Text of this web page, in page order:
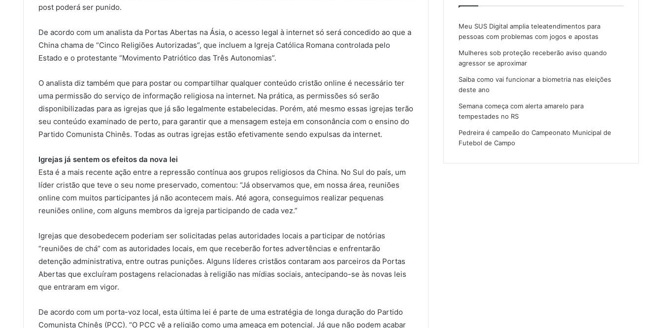
post poderá ser punido.
De acordo com um analista da Portas Abertas na Ásia, o acesso legal à internet só será concedido ao que a
China chama de “Cinco Religiões Autorizadas”, que incluem a Igreja Católica Romana controlada pelo
Estado e o protestante “Movimento Patriótico das Três Autonomias”.
O analista diz também que para postar ou compartilhar qualquer conteúdo cristão online é necessário ter
uma permissão do serviço de informação religiosa na internet. Na prática, as permissões só serão
disponibilizadas para as igrejas que já são legalmente estabelecidas. Porém, até mesmo essas igrejas terão
seu conteúdo examinado de perto, para garantir que a mensagem esteja em consonância com o ensino do
Partido Comunista Chinês. Todas as outras igrejas estão efetivamente sendo expulsas da internet.
Igrejas já sentem os efeitos da nova lei
Esta é a mais recente ação entre a repressão contínua aos grupos religiosos da China. No Sul do país, um
líder cristão que teve o seu nome preservado, comentou: “Já observamos que, em nossa área, reuniões
online com muitos participantes já não acontecem mais. Até agora, conseguimos realizar pequenas
reuniões online, com alguns membros da igreja participando de cada vez.”
Igrejas que desobedecem poderiam ser solicitadas pelas autoridades locais a participar de notórias
“reuniões de chá” com as autoridades locais, em que receberão fortes advertências e enfrentarão
detenção administrativa, entre outras punições. Alguns líderes cristãos contaram aos parceiros da Portas
Abertas que excluíram postagens relacionadas à religião nas mídias sociais, antecipando-se às novas leis
que entraram em vigor.
De acordo com um porta-voz local, esta última lei é parte de uma estratégia de longa duração do Partido
Comunista Chinês (PCC). “O PCC vê a religião como uma ameaça em potencial. Já que não podem acabar
Meu SUS Digital amplia teleatendimentos para
pessoas com problemas com jogos e apostas
Mulheres sob proteção receberão aviso quando
agressor se aproximar
Saiba como vai funcionar a biometria nas eleições
deste ano
Semana começa com alerta amarelo para
tempestades no RS
Pedreira é campeão do Campeonato Municipal de
Futebol de Campo